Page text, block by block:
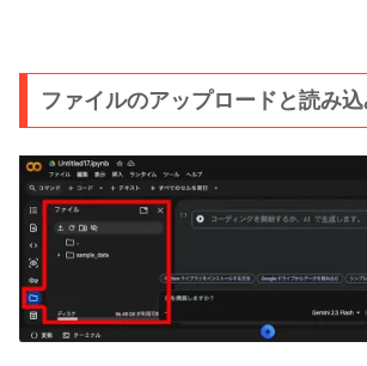
ファイルのアップロードと読み